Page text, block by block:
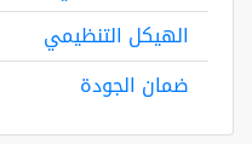
الهيكل التنظيمي
ضمان الجودة